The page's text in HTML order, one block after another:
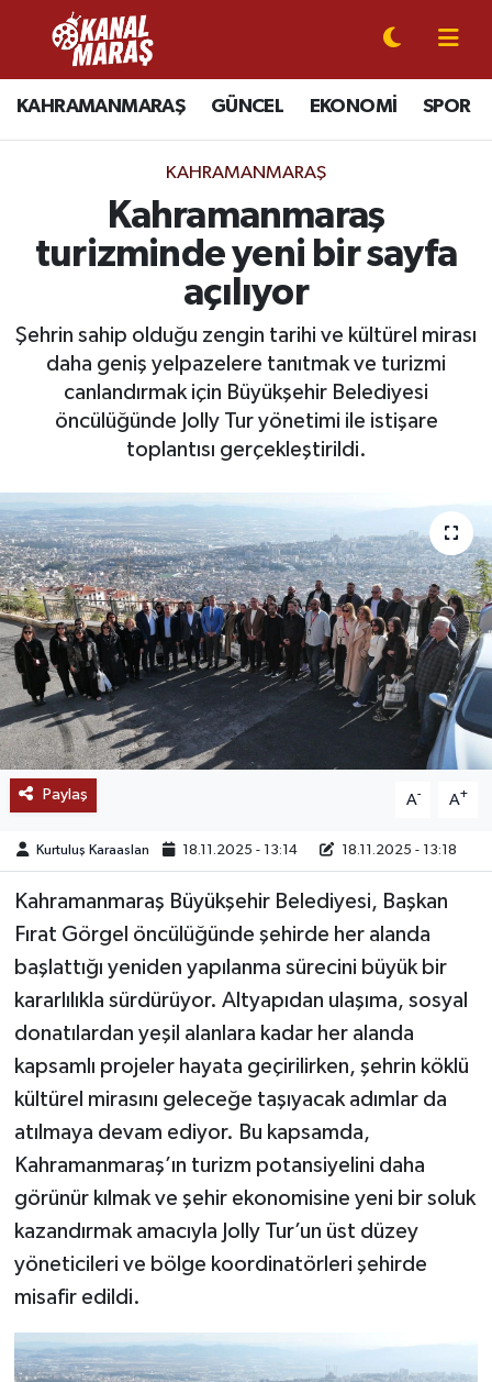
KAHRAMANMARAŞ GÜNCEL EKONOMİ SPOR
KAHRAMANMARAŞ
Kahramanmaraş
turizminde yeni bir sayfa
açılıyor
Şehrin sahip olduğu zengin tarihi ve kültürel mirası
daha geniş yelpazelere tanıtmak ve turizmi
canlandırmak için Büyükşehir Belediyesi
öncülüğünde Jolly Tur yönetimi ile istişare
toplantısı gerçekleştirildi.
Paylaş A- A+
Kurtuluş Karaaslan 18.11.2025 - 13:14 18.11.2025 - 13:18
Kahramanmaraş Büyükşehir Belediyesi, Başkan
Fırat Görgel öncülüğünde şehirde her alanda
başlattığı yeniden yapılanma sürecini büyük bir
kararlılıkla sürdürüyor. Altyapıdan ulaşıma, sosyal
donatılardan yeşil alanlara kadar her alanda
kapsamlı projeler hayata geçirilirken, şehrin köklü
kültürel mirasını geleceğe taşıyacak adımlar da
atılmaya devam ediyor. Bu kapsamda,
Kahramanmaraş’ın turizm potansiyelini daha
görünür kılmak ve şehir ekonomisine yeni bir soluk
kazandırmak amacıyla Jolly Tur’un üst düzey
yöneticileri ve bölge koordinatörleri şehirde
misafir edildi.
CANLI YAYIN
KAHRAMANMARAŞ
SPOR
EKONOMİ
GÜNDEM
SAĞLIK
EĞİTİM
BÖLGE
KEŞFET
POPÜLER
DÜNYA
TREND
MEDYA
OTOMOTİV
TEKNOLOJİ
YAŞAM
KÜLTÜR SANAT
Kahramanmaraş Nöbetçi Eczaneler
Kahramanmaraş Hava Durumu
Kahramanmaraş Trafik Yoğunluk Haritası
Süper Lig Puan Durumu ve Fikstür
Tüm Manşetler
Son Dakika Haberleri